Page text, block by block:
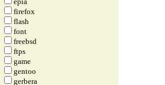
firefox
flash
font
freebsd
ftps
game
gentoo
gerbera